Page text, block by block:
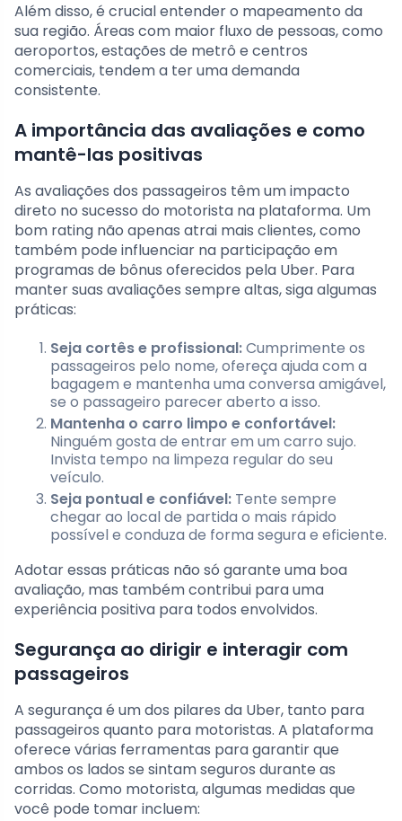
Além disso, é crucial entender o mapeamento da
sua região. Áreas com maior fluxo de pessoas, como
aeroportos, estações de metrô e centros
comerciais, tendem a ter uma demanda
consistente.
A importância das avaliações e como
mantê-las positivas
As avaliações dos passageiros têm um impacto
direto no sucesso do motorista na plataforma. Um
bom rating não apenas atrai mais clientes, como
também pode influenciar na participação em
programas de bônus oferecidos pela Uber. Para
manter suas avaliações sempre altas, siga algumas
práticas:
Seja cortês e profissional:Cumprimente os
passageiros pelo nome, ofereça ajuda com a
bagagem e mantenha uma conversa amigável,
se o passageiro parecer aberto a isso.
Mantenha o carro limpo e confortável:
Ninguém gosta de entrar em um carro sujo.
Invista tempo na limpeza regular do seu
veículo.
Seja pontual e confiável: Tente sempre
chegar ao local de partida o mais rápido
possível e conduza de forma segura e eficiente.
Adotar essas práticas não só garante uma boa
avaliação, mas também contribui para uma
experiência positiva para todos envolvidos.
Segurança ao dirigir e interagir com
passageiros
A segurança é um dos pilares da Uber, tanto para
passageiros quanto para motoristas. A plataforma
oferece várias ferramentas para garantir que
ambos os lados se sintam seguros durante as
corridas. Como motorista, algumas medidas que
você pode tomar incluem: